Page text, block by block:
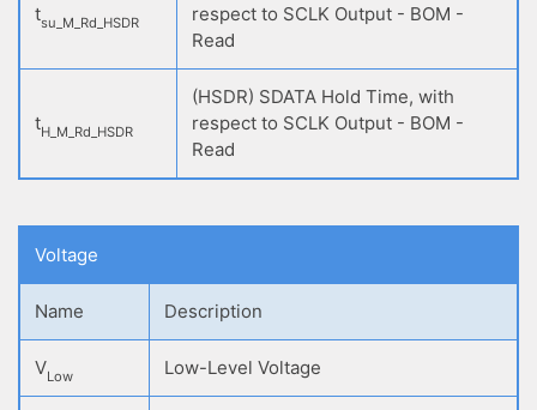
tsu_M_Rd_HSDR
respect to SCLK Output - BOM -
Read
tH_M_Rd_HSDR
(HSDR) SDATA Hold Time, with
respect to SCLK Output - BOM -
Read
Voltage
Name Description
VLow Low-Level Voltage